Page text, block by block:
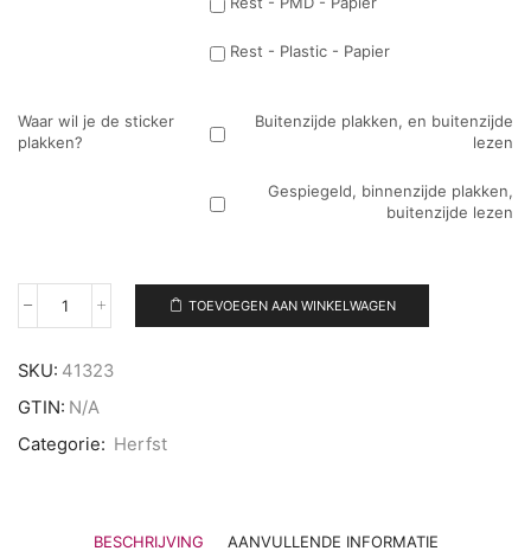
Rest - Plastic - Papier
Waar wil je de sticker
plakken?
Buitenzijde plakken, en buitenzijde
lezen
Gespiegeld, binnenzijde plakken,
buitenzijde lezen
Herbruikbare
hallo
herfst
bladeren
aantal
TOEVOEGEN AAN WINKELWAGEN
SKU: 41323
GTIN: N/A
Categorie: Herfst
BESCHRIJVING AANVULLENDE INFORMATIE